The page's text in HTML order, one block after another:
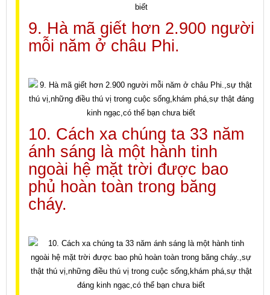
9. Hà mã giết hơn 2.900 người
mỗi năm ở châu Phi.
10. Cách xa chúng ta 33 năm
ánh sáng là một hành tinh
ngoài hệ mặt trời được bao
phủ hoàn toàn trong băng
cháy.